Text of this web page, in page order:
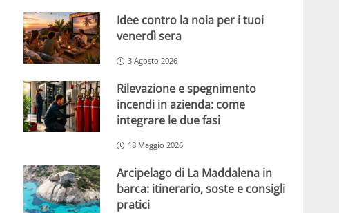
Idee contro la noia per i tuoi
venerdì sera
3 Agosto 2026
Rilevazione e spegnimento
incendi in azienda: come
integrare le due fasi
18 Maggio 2026
Arcipelago di La Maddalena in
barca: itinerario, soste e consigli
pratici